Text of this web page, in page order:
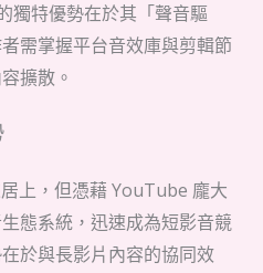
獨特優勢在於其「聲音驅
需掌握平台音效庫與剪輯節
擴散。
上，但憑藉 YouTube 龐大
態系統，迅速成為短影音競
於與長影片內容的協同效